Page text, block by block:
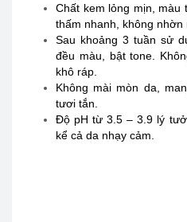
Chất kem lỏng mịn, màu
thấm nhanh, không nhờn
Sau khoảng 3 tuần sử
đều màu, bật tone.
khô ráp.
Không mài mòn da,
tươi tắn.
Độ pH từ 3.5 – 3.9 lý
kể cả da nhạy cảm.